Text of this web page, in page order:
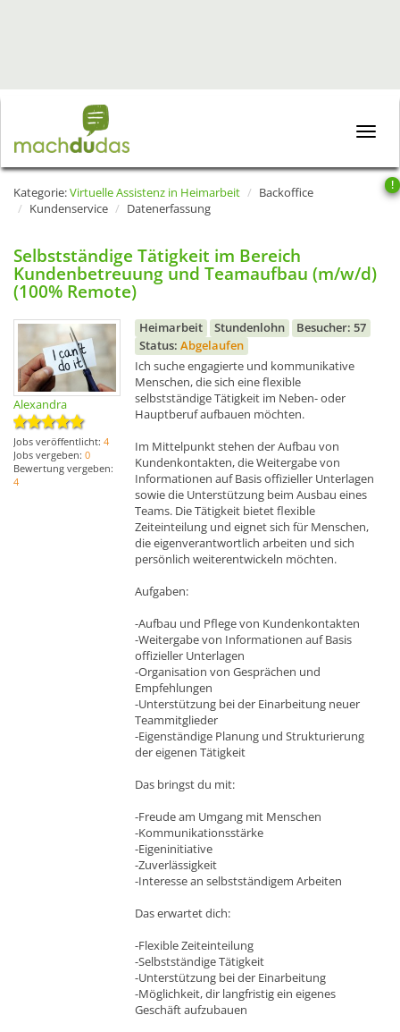
Toggle
!
Kategorie:Virtuelle Assistenz in Heimarbeit
Backoffice
Kundenservice
Datenerfassung
Selbstständige Tätigkeit im Bereich
Kundenbetreuung und Teamaufbau (m/w/d)
(100% Remote)
Alexandra
Jobs veröffentlicht: 4
Jobs vergeben: 0
Bewertung vergeben:
4
Heimarbeit Stundenlohn
Besucher: 57
Status: Abgelaufen
Ich suche engagierte und kommunikative
Menschen, die sich eine flexible
selbstständige Tätigkeit im Neben- oder
Hauptberuf aufbauen möchten.
Im Mittelpunkt stehen der Aufbau von
Kundenkontakten, die Weitergabe von
Informationen auf Basis offizieller Unterlagen
sowie die Unterstützung beim Ausbau eines
Teams. Die Tätigkeit bietet flexible
Zeiteinteilung und eignet sich für Menschen,
die eigenverantwortlich arbeiten und sich
persönlich weiterentwickeln möchten.
Aufgaben:
-Aufbau und Pflege von Kundenkontakten
-Weitergabe von Informationen auf Basis
offizieller Unterlagen
-Organisation von Gesprächen und
Empfehlungen
-Unterstützung bei der Einarbeitung neuer
Teammitglieder
-Eigenständige Planung und Strukturierung
der eigenen Tätigkeit
Das bringst du mit:
-Freude am Umgang mit Menschen
-Kommunikationsstärke
-Eigeninitiative
-Zuverlässigkeit
-Interesse an selbstständigem Arbeiten
Das erwartet dich:
-Flexible Zeiteinteilung
-Selbstständige Tätigkeit
-Unterstützung bei der Einarbeitung
-Möglichkeit, dir langfristig ein eigenes
Geschäft aufzubauen